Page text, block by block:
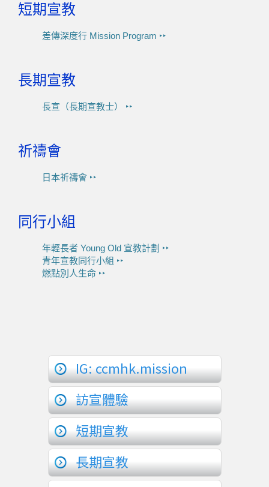
短期宣教
差傳深度行 Mission Program ‣‣
長期宣教
長宣（長期宣教士） ‣‣
祈禱會
日本祈禱會 ‣‣
同行小組
年輕長者 Young Old 宣教計劃 ‣‣
青年宣教同行小組 ‣‣
燃點別人生命 ‣‣
IG: ccmhk.mission
訪宣體驗
短期宣教
長期宣教